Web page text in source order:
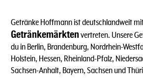
Getränke Hoffmann ist deutschlandweit
Getränkemärkten vertreten. Unsere
du in Berlin, Brandenburg, Nordrhein-
Holstein, Hessen, Rheinland-Pfalz,
Sachsen-Anhalt, Bayern, Sachsen und